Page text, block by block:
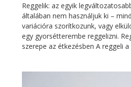
Reggelik: az egyik
általában nem használjuk ki –
variációra szorítkozunk, vagy
egy gyorsétterembe reggelizni.
szerepe az étkezésben A reggeli